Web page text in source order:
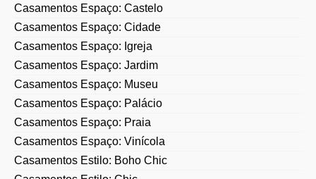
Casamentos Espaço: Castelo
Casamentos Espaço: Cidade
Casamentos Espaço: Igreja
Casamentos Espaço: Jardim
Casamentos Espaço: Museu
Casamentos Espaço: Palácio
Casamentos Espaço: Praia
Casamentos Espaço: Vinícola
Casamentos Estilo: Boho Chic